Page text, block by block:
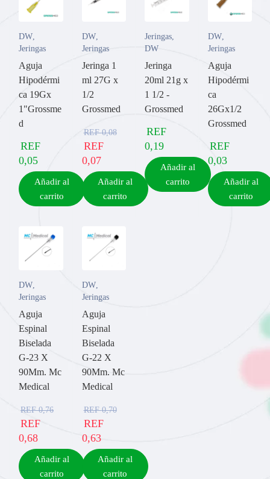
DW
Jeringas
Aguja
Hipodérmi
ca 19Gx
1"Grossme
d
REF
0,05
Añadir al
carrito
DW,
Jeringas
Jeringa 1
ml 27G x
1/2
Grossmed
REF0,08
REF
0,07
Añadir al
carrito
Jeringas
DW
Jeringa
20ml 21g x
1 1/2 -
Grossmed
REF
0,19
Añadir al
carrito
DW,
Jeringas
Aguja
Hipodérmi
ca
26Gx1/2
Grossmed
REF
0,03
Añadir al
carrito
DW,
Jeringas
Aguja
Espinal
Biselada
G-23 X
90Mm. Mc
Medical
REF0,76
REF
0,68
Añadir al
carrito
DW,
Jeringas
Aguja
Espinal
Biselada
G-22 X
90Mm. Mc
Medical
REF0,70
REF
0,63
Añadir al
carrito